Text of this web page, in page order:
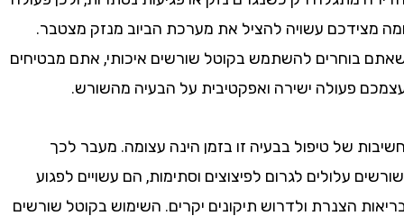
עשויה להציל את מערכת הביוב מנזק מצטבר.
להשתמש בקוטל שורשים איכותי, אתם מבטיחים
פעולה ישירה ואפקטיבית על הבעיה מהשורש.
של טיפול בבעיה זו בזמן הינה עצומה. מעבר לכך
עלולים לגרום לפיצוצים וסתימות, הם עשויים לפגוע
הצנרת ולדרוש תיקונים יקרים. השימוש בקוטל שורשים